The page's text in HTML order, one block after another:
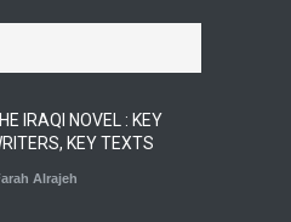
IRAQI NOVEL : KEY
KEY TEXTS
Alrajeh